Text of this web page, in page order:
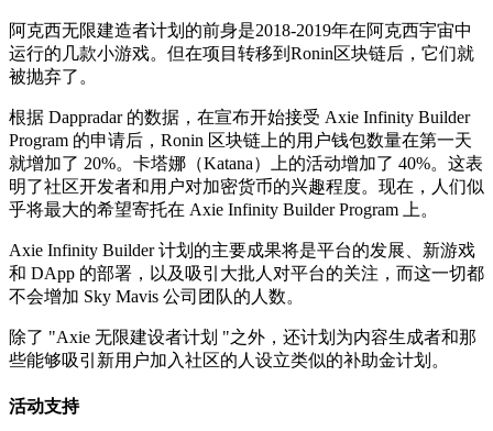
阿克西无限建造者计划的前身是2018-2019年在阿克西宇宙中
运行的几款小游戏。但在项目转移到Ronin区块链后，它们就
被抛弃了。
根据 Dappradar 的数据，在宣布开始接受 Axie Infinity Builder
Program 的申请后，Ronin 区块链上的用户钱包数量在第一天
就增加了 20%。卡塔娜（Katana）上的活动增加了 40%。这表
明了社区开发者和用户对加密货币的兴趣程度。现在，人们似
乎将最大的希望寄托在 Axie Infinity Builder Program 上。
Axie Infinity Builder 计划的主要成果将是平台的发展、新游戏
和 DApp 的部署，以及吸引大批人对平台的关注，而这一切都
不会增加 Sky Mavis 公司团队的人数。
除了 "Axie 无限建设者计划 "之外，还计划为内容生成者和那
些能够吸引新用户加入社区的人设立类似的补助金计划。
活动支持